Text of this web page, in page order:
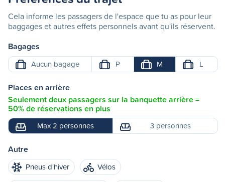
Cela informe les passagers de l'espace que tu as pour leur
baggages et autres effets personnels avant qu'ils réservent.
Bagages
Aucun bagage P M L
Places en arrière
Seulement deux passagers sur la banquette arrière =
50% de réservations en plus
Max 2 personnes 3 personnes
Autre
Pneus d'hiver
Vélos